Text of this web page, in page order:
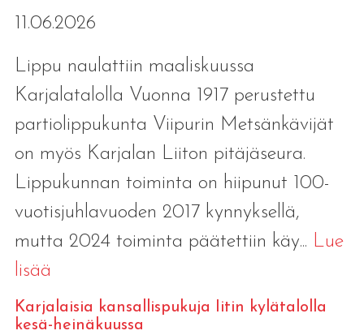
11.06.2026
Lippu naulattiin maaliskuussa
Karjalatalolla Vuonna 1917 perustettu
partiolippukunta Viipurin Metsänkävijät
on myös Karjalan Liiton pitäjäseura.
Lippukunnan toiminta on hiipunut 100-
vuotisjuhlavuoden 2017 kynnyksellä,
mutta 2024 toiminta päätettiin käy... Lue
lisää
Karjalaisia kansallispukuja Iitin kylätalolla
kesä-heinäkuussa